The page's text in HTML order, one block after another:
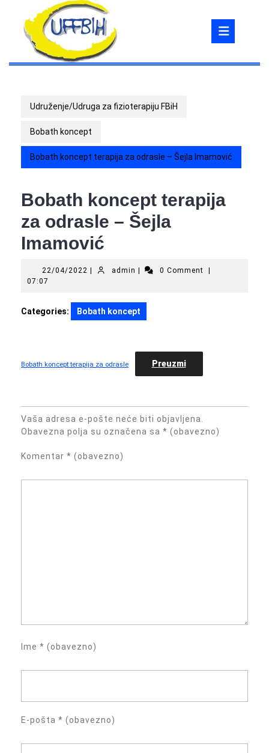
content
Udruženje/Udruga za fizioterapiju FBiH
Bobath koncept
Bobath koncept terapija za odrasle – Šejla Imamović
Bobath koncept terapija
za odrasle – Šejla
Imamović
22/04/2022 22/04/2022
admin admin 0 Comment
07:07
Categories: Bobath koncept
Bobath koncept terapija za odrasle Preuzmi
Vaša adresa e-pošte neće biti objavljena.
Obavezna polja su označena sa * (obavezno)
Komentar * (obavezno)
Ime * (obavezno)
E-pošta * (obavezno)